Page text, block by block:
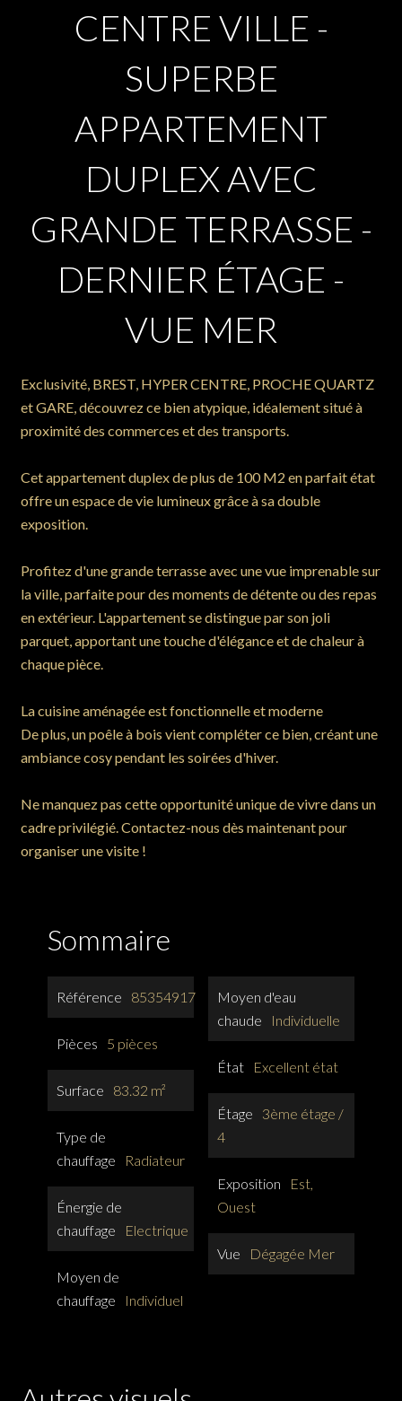
CENTRE VILLE -
SUPERBE
APPARTEMENT
DUPLEX AVEC
GRANDE TERRASSE -
DERNIER ÉTAGE -
VUE MER
Exclusivité, BREST, HYPER CENTRE, PROCHE QUARTZ
et GARE, découvrez ce bien atypique, idéalement situé à
proximité des commerces et des transports.
Cet appartement duplex de plus de 100 M2 en parfait état
offre un espace de vie lumineux grâce à sa double
exposition.
Profitez d'une grande terrasse avec une vue imprenable sur
la ville, parfaite pour des moments de détente ou des repas
en extérieur. L'appartement se distingue par son joli
parquet, apportant une touche d'élégance et de chaleur à
chaque pièce.
La cuisine aménagée est fonctionnelle et moderne
De plus, un poêle à bois vient compléter ce bien, créant une
ambiance cosy pendant les soirées d'hiver.
Ne manquez pas cette opportunité unique de vivre dans un
cadre privilégié. Contactez-nous dès maintenant pour
organiser une visite !
Sommaire
Référence 85354917
Pièces 5 pièces
Surface 83.32 m²
Type de
chauffage
Radiateur
Énergie de
chauffage
Electrique
Moyen de
chauffage
Individuel
Moyen d'eau
chaude
Individuelle
État Excellent état
Étage
3ème étage /
4
Exposition
Est,
Ouest
Vue Dégagée Mer